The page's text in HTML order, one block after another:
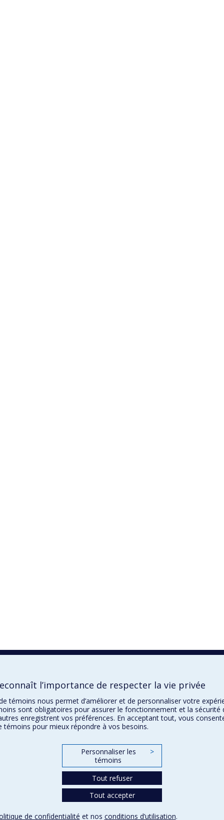
l’importance de respecter la vie privée
témoins nous permet d’améliorer et de personnaliser votre
sont obligatoires pour assurer le fonctionnement et la sécurité
enregistrent vos préférences. En acceptant tout, vous
témoins pour mieux répondre à vos besoins.
Personnaliser les
témoins
>
Tout refuser
Tout accepter
de confidentialité et nos conditions d’utilisation.